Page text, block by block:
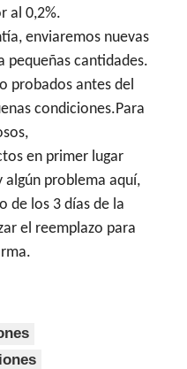
al 0,2%.
enviaremos nuevas
pequeñas cantidades.
probados antes del
condiciones.Para
en primer lugar
algún problema aquí,
de los 3 días de la
el reemplazo para